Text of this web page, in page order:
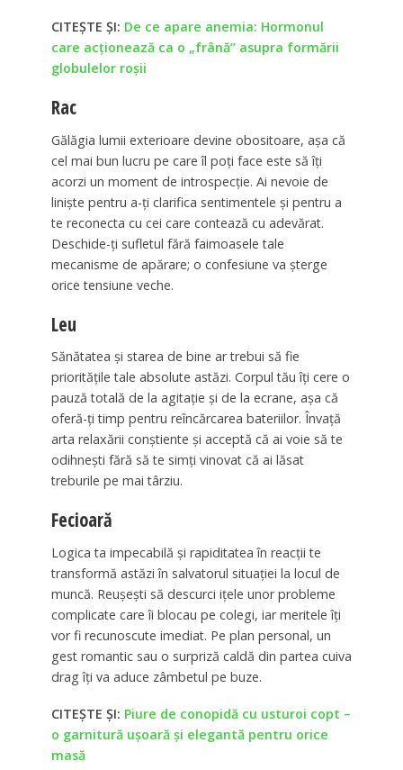
CITEȘTE ȘI: De ce apare anemia: Hormonul
care acționează ca o „frână” asupra formării
globulelor roșii
Rac
Gălăgia lumii exterioare devine obositoare, așa că
cel mai bun lucru pe care îl poți face este să îți
acorzi un moment de introspecție. Ai nevoie de
liniște pentru a-ți clarifica sentimentele și pentru a
te reconecta cu cei care contează cu adevărat.
Deschide-ți sufletul fără faimoasele tale
mecanisme de apărare; o confesiune va șterge
orice tensiune veche.
Leu
Sănătatea și starea de bine ar trebui să fie
prioritățile tale absolute astăzi. Corpul tău îți cere o
pauză totală de la agitație și de la ecrane, așa că
oferă-ți timp pentru reîncărcarea bateriilor. Învață
arta relaxării conștiente și acceptă că ai voie să te
odihnești fără să te simți vinovat că ai lăsat
treburile pe mai târziu.
Fecioară
Logica ta impecabilă și rapiditatea în reacții te
transformă astăzi în salvatorul situației la locul de
muncă. Reușești să descurci ițele unor probleme
complicate care îi blocau pe colegi, iar meritele îți
vor fi recunoscute imediat. Pe plan personal, un
gest romantic sau o surpriză caldă din partea cuiva
drag îți va aduce zâmbetul pe buze.
CITEȘTE ȘI: Piure de conopidă cu usturoi copt –
o garnitură ușoară și elegantă pentru orice
masă